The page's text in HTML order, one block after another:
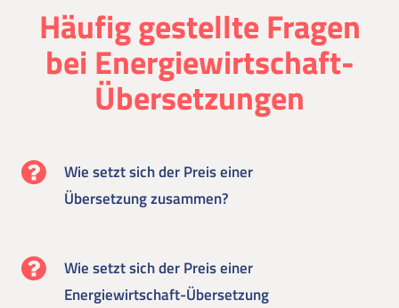
Häufig gestellte Fragen
bei Energiewirtschaft-
Übersetzungen
Wie setzt sich der Preis einer
Übersetzung zusammen?
Wie setzt sich der Preis einer
Energiewirtschaft-Übersetzung